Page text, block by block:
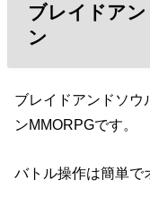
ブレイドア
ン
ブレイドアンドソウ
ンMMORPGです。
バトル操作は簡単で